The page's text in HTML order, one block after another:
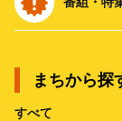
まちから探
すべて